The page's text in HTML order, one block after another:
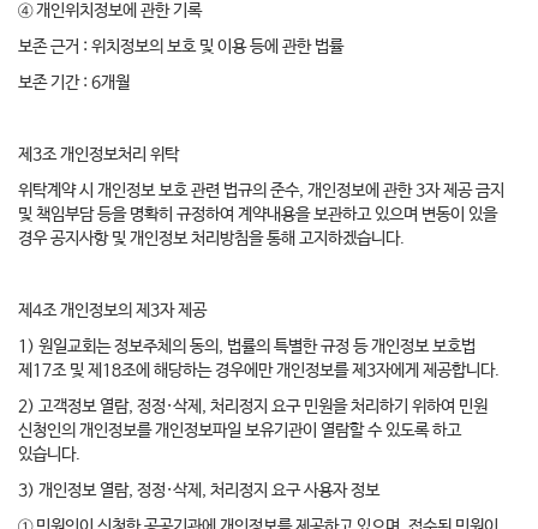
④ 개인위치정보에 관한 기록
보존 근거 : 위치정보의 보호 및 이용 등에 관한 법률
보존 기간 : 6개월
제3조 개인정보처리 위탁
위탁계약 시 개인정보 보호 관련 법규의 준수, 개인정보에 관한 3자 제공 금지
및 책임부담 등을 명확히 규정하여 계약내용을 보관하고 있으며 변동이 있을
경우 공지사항 및 개인정보 처리방침을 통해 고지하겠습니다.
제4조 개인정보의 제3자 제공
1) 원일교회는 정보주체의 동의, 법률의 특별한 규정 등 개인정보 보호법
제17조 및 제18조에 해당하는 경우에만 개인정보를 제3자에게 제공합니다.
2) 고객정보 열람, 정정·삭제, 처리정지 요구 민원을 처리하기 위하여 민원
신청인의 개인정보를 개인정보파일 보유기관이 열람할 수 있도록 하고
있습니다.
3) 개인정보 열람, 정정·삭제, 처리정지 요구 사용자 정보